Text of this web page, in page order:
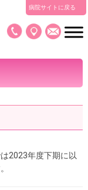
病院サイトに戻る
2023年度下期に以